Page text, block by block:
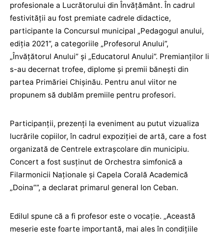
profesionale a Lucrătorului din Învățământ. În cadrul
festivității au fost premiate cadrele didactice,
participante la Concursul municipal „Pedagogul anului,
ediția 2021”, a categoriile „Profesorul Anului”,
„Învățătorul Anului” și „Educatorul Anului”. Premianților li
s-au decernat trofee, diplome și premii bănești din
partea Primăriei Chișinău. Pentru anul viitor ne
propunem să dublăm premiile pentru profesori.
Participanții, prezenți la eveniment au putut vizualiza
lucrările copiilor, în cadrul expoziției de artă, care a fost
organizată de Centrele extrașcolare din municipiu.
Concert a fost susținut de Orchestra simfonică a
Filarmonicii Naționale și Capela Corală Academică
„Doina””, a declarat primarul general Ion Ceban.
Edilul spune că a fi profesor este o vocație. „Această
meserie este foarte importantă, mai ales în condițiile